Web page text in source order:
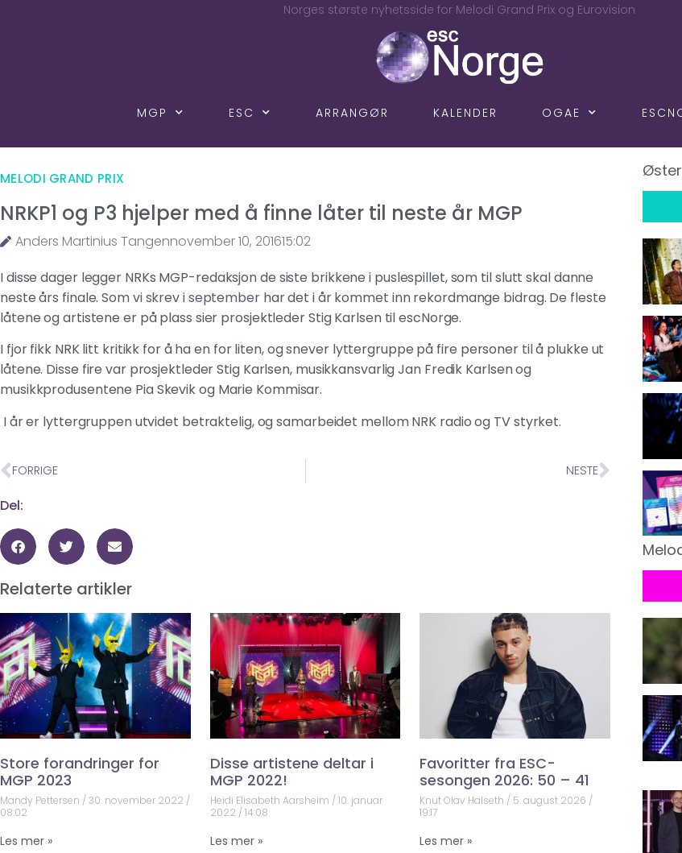
Norges største nyhetsside for Melodi Grand Prix og Eurovision
MGP ESC ARRANGØR KALENDER OGAE
MELODI GRAND PRIX
NRKP1 og P3 hjelper med å finne låter til neste år MGP
Anders Martinius Tangennovember 10, 201615:02
I disse dager legger NRKs MGP-redaksjon de siste brikkene i puslespillet, som til slutt skal danne
neste års finale.Som vi skrev i septemberhar det i år kommet inn rekordmange bidrag. De fleste
låtene og artistene er på plass sier prosjektleder Stig Karlsen til escNorge.
I fjor fikk NRK litt kritikk for å ha en for liten, og snever lyttergruppe på fire personer til å plukke ut
låtene. Disse fire var prosjektleder Stig Karlsen, musikkansvarlig Jan Fredik Karlsen og
musikkprodusentene Pia Skevik og Marie Kommisar.
I år er lyttergruppen utvidet betraktelig, og samarbeidet mellom NRK radio og TV styrket.
FORRIGE NESTE
Del:
Relaterte artikler
Store forandringer for
MGP 2023
Mandy Pettersen
30. november 2022
08:02
Les mer »
Disse artistene deltar i
MGP 2022!
Heidi Elisabeth Aarsheim 10. januar
2022 14:08
Les mer »
Favoritter fra ESC-
sesongen 2026: 50 – 41
Knut Olav Halseth
5. august 2026
19:17
Les mer »